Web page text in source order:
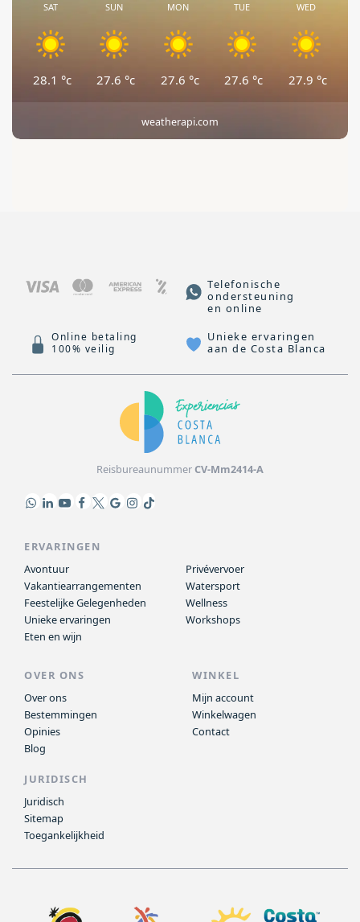
SAT
28.1 °c
SUN
27.6 °c
MON
27.6 °c
TUE
27.6 °c
WED
27.9 °c
weatherapi.com
Telefonische
ondersteuning
en online
Online betaling
100% veilig
Unieke ervaringen
aan de Costa Blanca
ReisbureaunummerCV-Mm2414-A
ERVARINGEN
Avontuur
Vakantiearrangementen
Feestelijke Gelegenheden
Unieke ervaringen
Eten en wijn
Privévervoer
Watersport
Wellness
Workshops
OVER ONS
Over ons
Bestemmingen
Opinies
Blog
WINKEL
Mijn account
Winkelwagen
Contact
JURIDISCH
Juridisch
Sitemap
Toegankelijkheid